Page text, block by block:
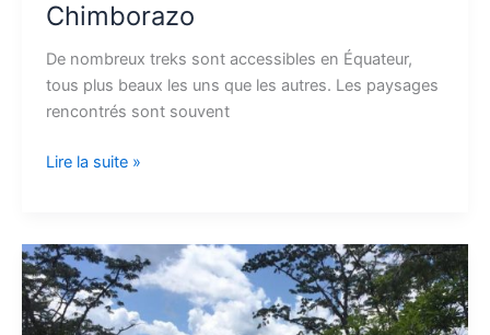
Chimborazo
De nombreux treks sont accessibles en Équateur,
tous plus beaux les uns que les autres. Les paysages
rencontrés sont souvent
Lire la suite »
Immersion
en
Amazonie